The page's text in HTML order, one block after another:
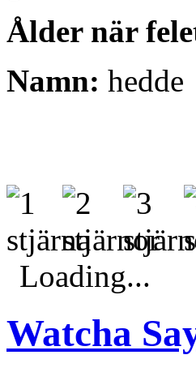
Ålder när
Namn: hedde
Loading...
Watcha